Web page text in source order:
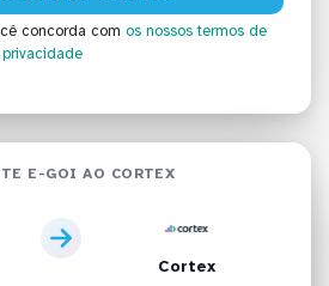
concorda com os nossos termos de
E-GOI AO CORTEX
Cortex